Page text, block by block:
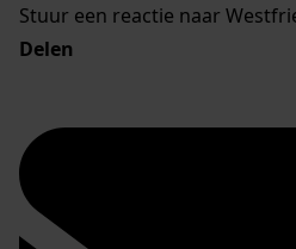
Stuur een reactie naar
Delen